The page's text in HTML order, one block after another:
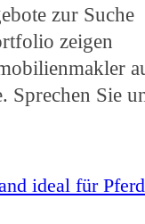
zur Suche
zeigen
Sprechen Sie